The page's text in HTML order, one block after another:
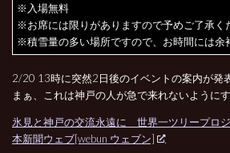
※入場無料
※お席には限りがありますので予めご了承く
※積雪量の多い場所ですので、お時間には余
2/20 13時に突然2日後のイベントの案内が発
まぁ、これは神戸の人が急で来れないように
氷見と神戸の交流永遠に 世界一ツリープロ
本新聞ウェブ[webun ウェブン]